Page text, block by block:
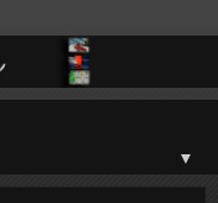
▼